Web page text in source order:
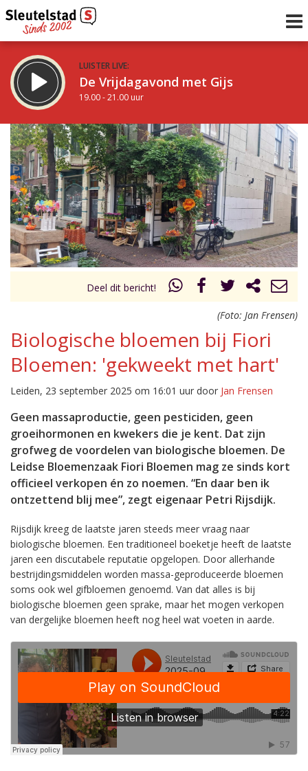
LUISTER LIVE:
De Vrijdagavond met Gijs
19.00 - 21.00 uur
STRAKS:
De avond van Sleutelstad
21.00 - 0.00 uur
Vorig uur
uur 1 van 0 Volgend uur
Inklappen
Deel dit bericht!
(Foto: Jan Frensen)
Biologische bloemen bij Fiori
Bloemen: 'gekweekt met hart'
Leiden, 23 september 2025 om 16:01 uur door Jan Frensen
Geen massaproductie, geen pesticiden, geen
groeihormonen en kwekers die je kent. Dat zijn
grofweg de voordelen van biologische bloemen. De
Leidse Bloemenzaak Fiori Bloemen mag ze sinds kort
officieel verkopen én zo noemen. “En daar ben ik
ontzettend blij mee”, zegt eigenaar Petri Rijsdijk.
Rijsdijk kreeg de laatste jaren steeds meer vraag naar
biologische bloemen. Een traditioneel boeketje heeft de laatste
jaren een discutabele reputatie opgelopen. Door allerhande
bestrijdingsmiddelen worden massa-geproduceerde bloemen
soms ook wel gifbloemen genoemd. Van dat alles is bij
biologische bloemen geen sprake, maar het mogen verkopen
van dergelijke bloemen heeft nog heel wat voeten in aarde.